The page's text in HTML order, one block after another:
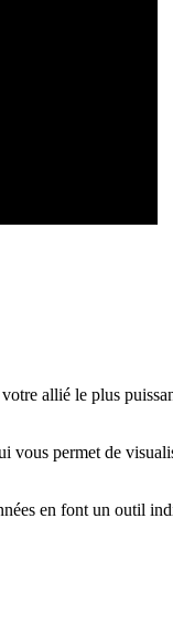
allié le plus
permet de
en font un outil